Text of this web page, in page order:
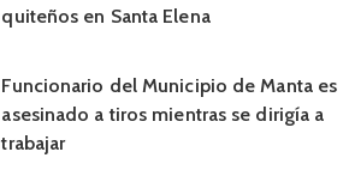
quiteños en Santa Elena
Funcionario del Municipio de Manta es
asesinado a tiros mientras se dirigía a
trabajar